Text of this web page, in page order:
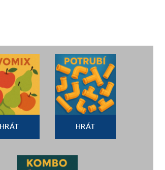
HRÁT HRÁT